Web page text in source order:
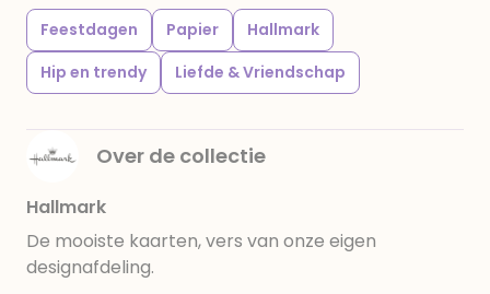
Feestdagen Papier
Hallmark
Hip en trendy
Liefde & Vriendschap
Over de collectie
Hallmark
De mooiste kaarten, vers van onze eigen
designafdeling.